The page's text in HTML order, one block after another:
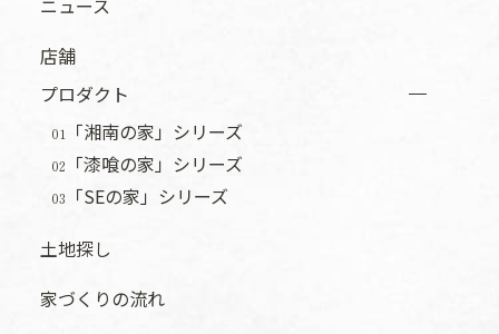
店舗
プロダクト
01「湘南の家」シリーズ
02 「漆喰の家」シリーズ
03
「SEの家」シリーズ
土地探し
家づくりの流れ